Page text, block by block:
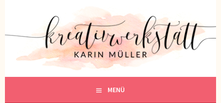
KREATIVWERKSTATT
KREATIV SEIN
MENÜ